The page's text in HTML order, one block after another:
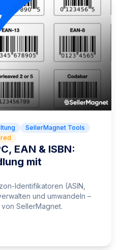
SellerMagnet Tools
EAN & ISBN:
mit
Identifikatoren (ASIN,
und umwandeln –
SellerMagnet.